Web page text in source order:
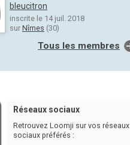
bleucitron
inscrite le 14 juil. 2018
sur Nîmes (30)
Tous les membres
Réseaux sociaux
Retrouvez Loomji sur vos réseaux
sociaux préférés :